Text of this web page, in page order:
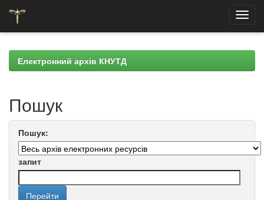
navigationЕлектронний архів КНУТД
Пошук
Пошук:
запит